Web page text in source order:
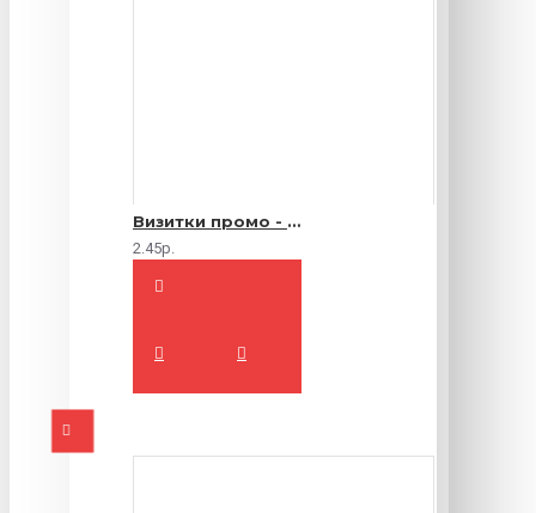
Визитки промо - 1000 шт.
2.45р.